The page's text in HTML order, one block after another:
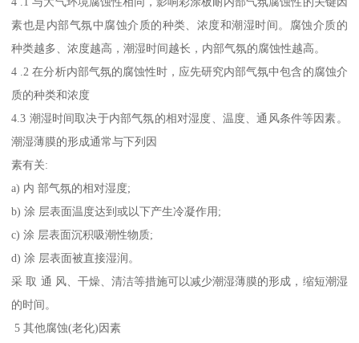
素也是内部气氛中腐蚀介质的种类、浓度和潮湿时间。腐蚀介质的
种类越多、浓度越高，潮湿时间越长，内部气氛的腐蚀性越高。
4 .2 在分析内部气氛的腐蚀性时，应先研究内部气氛中包含的腐蚀介
质的种类和浓度
4.3 潮湿时间取决于内部气氛的相对湿度、温度、通风条件等因素。
潮湿薄膜的形成通常与下列因
素有关:
a) 内 部气氛的相对湿度;
b) 涂 层表面温度达到或以下产生冷凝作用;
c) 涂 层表面沉积吸潮性物质;
d) 涂 层表面被直接湿润。
采 取 通 风、干燥、清洁等措施可以减少潮湿薄膜的形成，缩短潮湿
的时间。
5 其他腐蚀(老化)因素